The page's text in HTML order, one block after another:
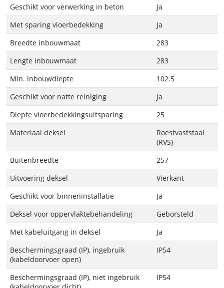
Geschikt voor verwerking in beton
Ja
Met sparing vloerbedekking
Ja
Breedte inbouwmaat
283
Lengte inbouwmaat
283
Min. inbouwdiepte
102.5
Geschikt voor natte reiniging
Ja
Diepte vloerbedekkingsuitsparing
25
Materiaal deksel
Roestvaststaal
(RVS)
Buitenbreedte
257
Uitvoering deksel
Vierkant
Geschikt voor binneninstallatie
Ja
Deksel voor oppervlaktebehandeling
Geborsteld
Met kabeluitgang in deksel
Ja
Beschermingsgraad (IP), ingebruik
(kabeldoorvoer open)
IP54
Beschermingsgraad (IP), niet ingebruik
IP54